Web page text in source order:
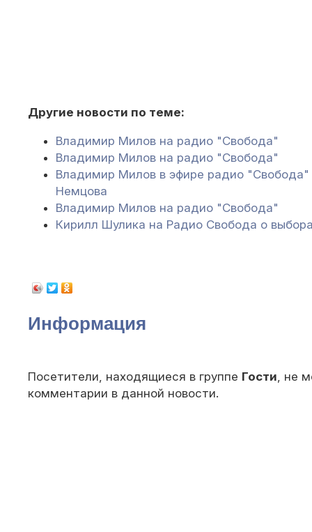
Другие новости по теме:
Владимир Милов на радио "Свобода"
Владимир Милов на радио "Свобода"
Владимир Милов в эфире радио "Свобода"
Немцова
Владимир Милов на радио "Свобода"
Кирилл Шулика на Радио Свобода о
Информация
Посетители, находящиеся в группе Гости, не
комментарии в данной новости.